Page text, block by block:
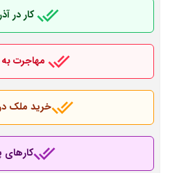
کار در
مهاجرت به
خرید ملک